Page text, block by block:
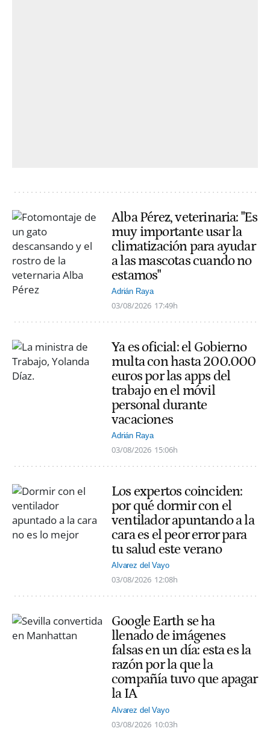
Alba Pérez, veterinaria: "Es
muy importante usar la
climatización para ayudar
a las mascotas cuando no
estamos"
Adrián Raya
03/08/2026 17:49h
Ya es oficial: el Gobierno
multa con hasta 200.000
euros por las apps del
trabajo en el móvil
personal durante
vacaciones
Adrián Raya
03/08/2026 15:06h
Los expertos coinciden:
por qué dormir con el
ventilador apuntando a la
cara es el peor error para
tu salud este verano
Alvarez del Vayo
03/08/2026 12:08h
Google Earth se ha
llenado de imágenes
falsas en un día: esta es la
razón por la que la
compañía tuvo que apagar
la IA
Alvarez del Vayo
03/08/2026 10:03h